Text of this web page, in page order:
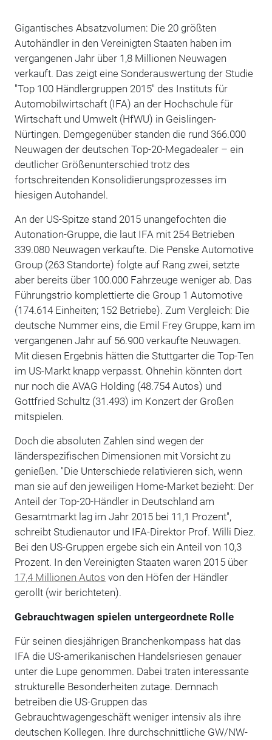
Gigantisches Absatzvolumen: Die 20 größten
Autohändler in den Vereinigten Staaten haben im
vergangenen Jahr über 1,8 Millionen Neuwagen
verkauft. Das zeigt eine Sonderauswertung der Studie
"Top 100 Händlergruppen 2015" des Instituts für
Automobilwirtschaft (IFA) an der Hochschule für
Wirtschaft und Umwelt (HfWU) in Geislingen-
Nürtingen. Demgegenüber standen die rund 366.000
Neuwagen der deutschen Top-20-Megadealer – ein
deutlicher Größenunterschied trotz des
fortschreitenden Konsolidierungsprozesses im
hiesigen Autohandel.
An der US-Spitze stand 2015 unangefochten die
Autonation-Gruppe, die laut IFA mit 254 Betrieben
339.080 Neuwagen verkaufte. Die Penske Automotive
Group (263 Standorte) folgte auf Rang zwei, setzte
aber bereits über 100.000 Fahrzeuge weniger ab. Das
Führungstrio komplettierte die Group 1 Automotive
(174.614 Einheiten; 152 Betriebe). Zum Vergleich: Die
deutsche Nummer eins, die Emil Frey Gruppe, kam im
vergangenen Jahr auf 56.900 verkaufte Neuwagen.
Mit diesen Ergebnis hätten die Stuttgarter die Top-Ten
im US-Markt knapp verpasst. Ohnehin könnten dort
nur noch die AVAG Holding (48.754 Autos) und
Gottfried Schultz (31.493) im Konzert der Großen
mitspielen.
Doch die absoluten Zahlen sind wegen der
länderspezifischen Dimensionen mit Vorsicht zu
genießen. "Die Unterschiede relativieren sich, wenn
man sie auf den jeweiligen Home-Market bezieht: Der
Anteil der Top-20-Händler in Deutschland am
Gesamtmarkt lag im Jahr 2015 bei 11,1 Prozent",
schreibt Studienautor und IFA-Direktor Prof. Willi Diez.
Bei den US-Gruppen ergebe sich ein Anteil von 10,3
Prozent. In den Vereinigten Staaten waren 2015 über
17,4 Millionen Autos von den Höfen der Händler
gerollt (wir berichteten).
Gebrauchtwagen spielen untergeordnete Rolle
Für seinen diesjährigen Branchenkompass hat das
IFA die US-amerikanischen Handelsriesen genauer
unter die Lupe genommen. Dabei traten interessante
strukturelle Besonderheiten zutage. Demnach
betreiben die US-Gruppen das
Gebrauchtwagengeschäft weniger intensiv als ihre
deutschen Kollegen. Ihre durchschnittliche GW/NW-